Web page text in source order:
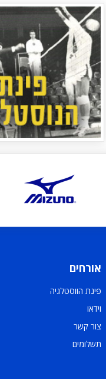
אורחים
פינת הווסטלגיה
וידאו
צור קשר
תשלומים